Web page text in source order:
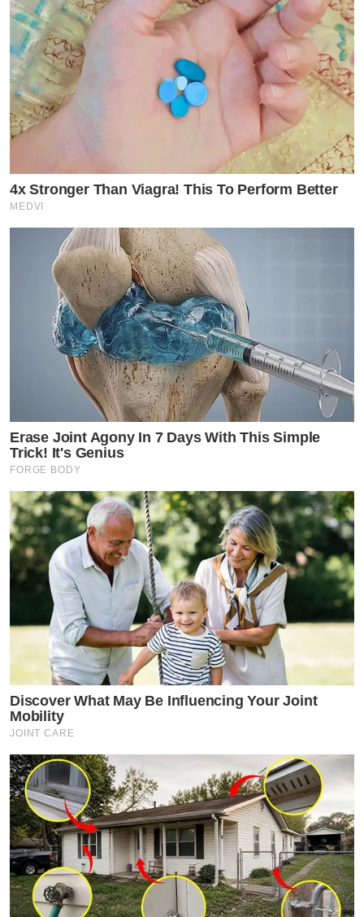
4x Stronger Than Viagra! This To Perform Better
MEDVI
Erase Joint Agony In 7 Days With This Simple
Trick! It's Genius
FORGE BODY
Discover What May Be Influencing Your Joint
Mobility
JOINT CARE